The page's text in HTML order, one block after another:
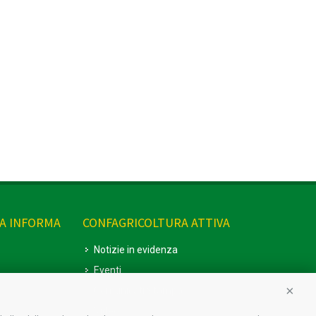
INFORMA CONFAGRICOLTURA ATTIVA
Notizie in evidenza
Eventi